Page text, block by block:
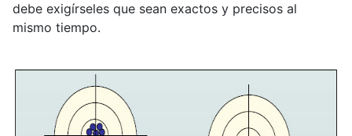
debe exigírseles que sean exactos y precisos al
mismo tiempo.